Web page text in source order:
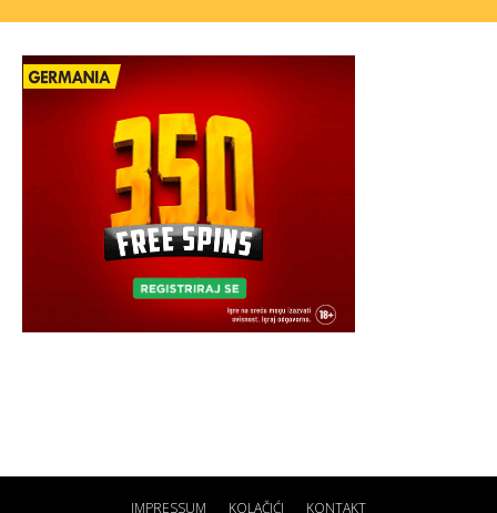
IMPRESSUM KOLAČIĆI KONTAKT